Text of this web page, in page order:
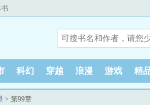
科幻 穿越 浪漫 游戏 精
> 第99章